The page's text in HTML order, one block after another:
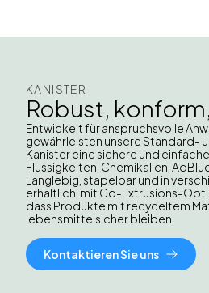
KANISTER
Robust,
Entwickelt für anspruchsvolle
gewährleisten unsere Standard-
Kanister eine sichere und
Flüssigkeiten, Chemikalien,
Langlebig, stapelbar und in
erhältlich, mit Co-Extrusions-
dass Produkte mit recyceltem
lebensmittelsicher bleiben.
Kontaktieren Sie uns